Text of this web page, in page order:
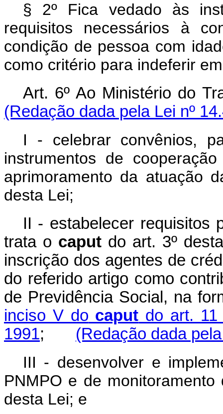
§ 2º Fica vedado às
requisitos necessários à
condição de pessoa com
como critério para indeferir
Art. 6º Ao Ministério do
(Redação dada pela Lei nº
I - celebrar convênios,
instrumentos de
aprimoramento da atuação
desta Lei;
II - estabelecer requisitos
trata o caput do art. 3º
inscrição dos agentes de
do referido artigo como
de Previdência Social, na
inciso V do caput do art.
1991; (Redação dada
III - desenvolver e
PNMPO e de
desta Lei; e